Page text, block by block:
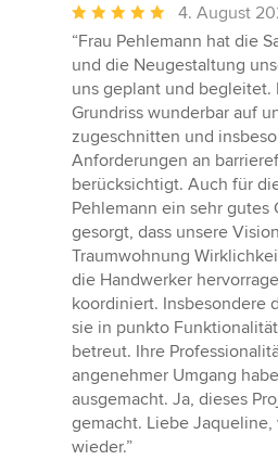
Durchschnittliche
Bewertung:
5
von
5
Sternen
4. August
“Frau Pehlemann hat die
und die Neugestaltung
uns geplant und begleitet.
Grundriss wunderbar auf
zugeschnitten und
Anforderungen an
berücksichtigt. Auch für
Pehlemann ein sehr gutes
gesorgt, dass unsere
Traumwohnung
die Handwerker
koordiniert. Insbesondere
sie in punkto
betreut. Ihre
angenehmer Umgang
ausgemacht. Ja, dieses
gemacht. Liebe
wieder.”